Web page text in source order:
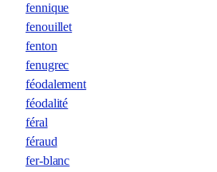
fennique
fenouillet
fenton
fenugrec
féodalement
féodalité
féral
féraud
fer-blanc